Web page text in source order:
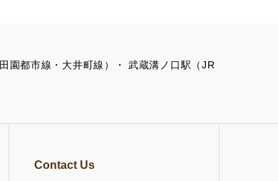
都市線・大井町線）・ 武蔵溝ノ口駅（JR
Contact Us